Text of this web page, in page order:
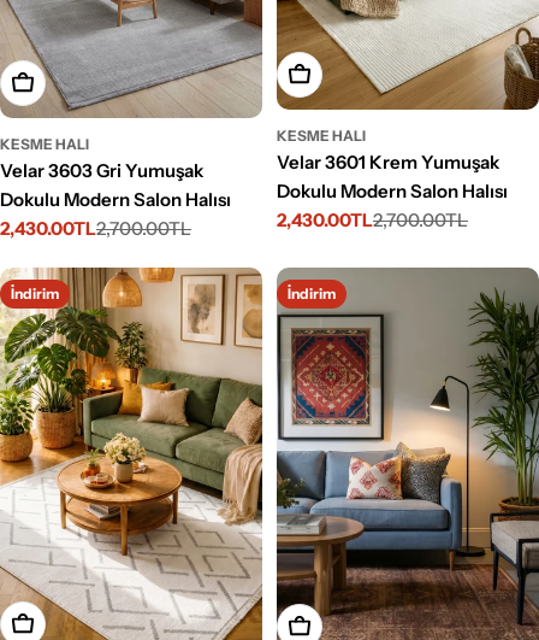
Seçenekleri Belirleyin
KESME HALI
Velar 3603 Gri Yumuşak
Dokulu Modern Salon Halısı
İndirimli
2,430.00TL
Normal
2,700.00TL
Seçenekleri Belirleyin
KESME HALI
Velar 3601 Krem Yumuşak
Dokulu Modern Salon Halısı
İndirimli
2,430.00TL
Normal
2,700.00TL
İndirim
Seçenekleri Belirleyin
İndirim
Seçenekleri Belirleyin